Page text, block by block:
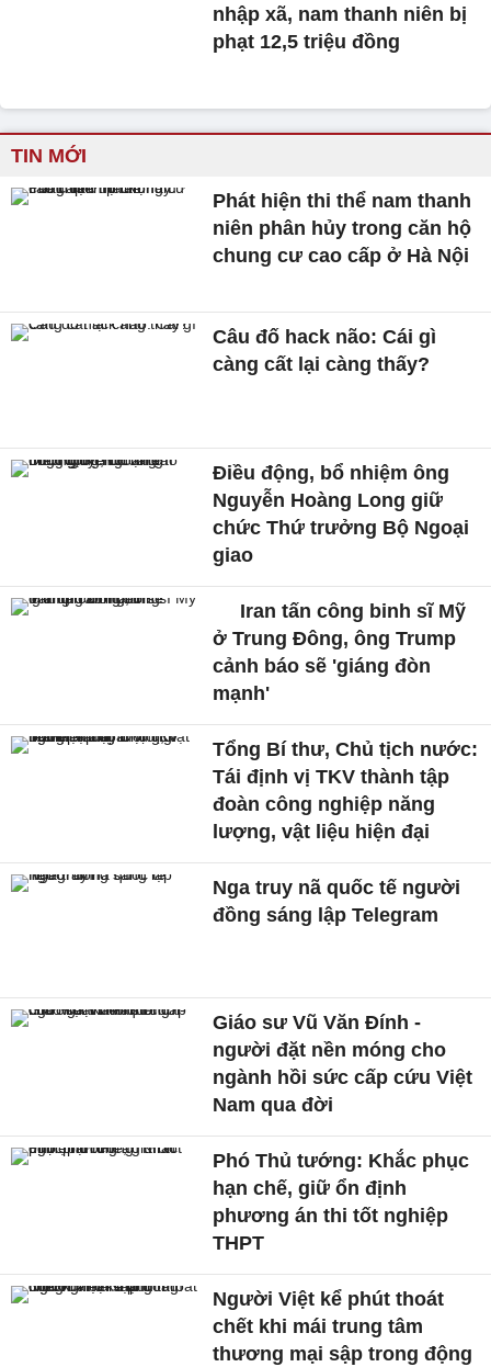
nhập xã, nam thanh niên bị
phạt 12,5 triệu đồng
TIN MỚI
Phát hiện thi thể nam thanh
niên phân hủy trong căn hộ
chung cư cao cấp ở Hà Nội
Câu đố hack não: Cái gì
càng cất lại càng thấy?
Điều động, bổ nhiệm ông
Nguyễn Hoàng Long giữ
chức Thứ trưởng Bộ Ngoại
giao
Iran tấn công binh sĩ Mỹ
ở Trung Đông, ông Trump
cảnh báo sẽ 'giáng đòn
mạnh'
Tổng Bí thư, Chủ tịch nước:
Tái định vị TKV thành tập
đoàn công nghiệp năng
lượng, vật liệu hiện đại
Nga truy nã quốc tế người
đồng sáng lập Telegram
Giáo sư Vũ Văn Đính -
người đặt nền móng cho
ngành hồi sức cấp cứu Việt
Nam qua đời
Phó Thủ tướng: Khắc phục
hạn chế, giữ ổn định
phương án thi tốt nghiệp
THPT
Người Việt kể phút thoát
chết khi mái trung tâm
thương mại sập trong động